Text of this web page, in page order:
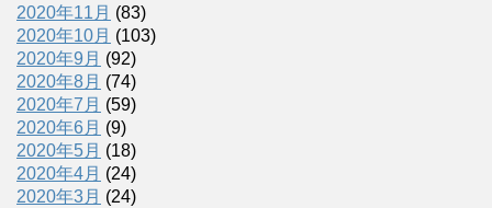
2020年11月 (83)
2020年10月 (103)
2020年9月 (92)
2020年8月 (74)
2020年7月 (59)
2020年6月 (9)
2020年5月 (18)
2020年4月 (24)
2020年3月 (24)